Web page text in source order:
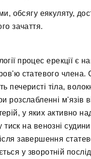
обсягу еякуляту,
зачаття.
процес ерекції є
статевого члена.
печеристі тіла,
розслабленні м'язів
у яких активно
на венозні судини
завершення
у зворотній